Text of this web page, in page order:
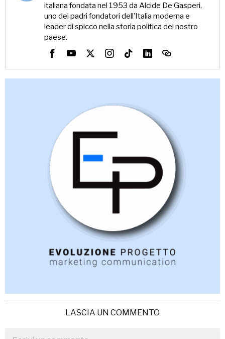
italiana fondata nel 1953 da Alcide De Gasperi,
uno dei padri fondatori dell’Italia moderna e
leader di spicco nella storia politica del nostro
paese.
LASCIA UN COMMENTO